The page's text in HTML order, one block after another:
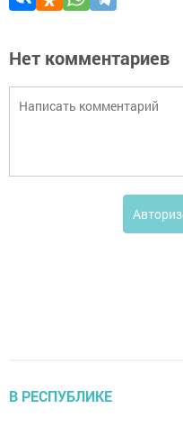
Нет комментариев
В РЕСПУБЛИКЕ